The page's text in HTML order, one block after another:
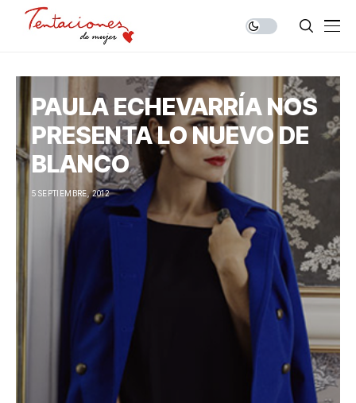
PAULA ECHEVARRÍA NOS
PRESENTA LO NUEVO DE
BLANCO
5 SEPTIEMBRE, 2012